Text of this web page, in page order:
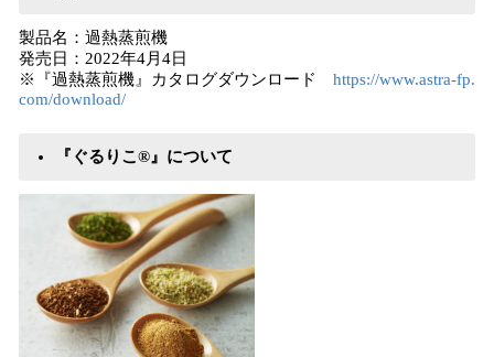
製品名：過熱蒸煎機
発売日：2022年4月4日
※『過熱蒸煎機』カタログダウンロード https://www.astra-fp.
com/download/
『ぐるりこ®』について